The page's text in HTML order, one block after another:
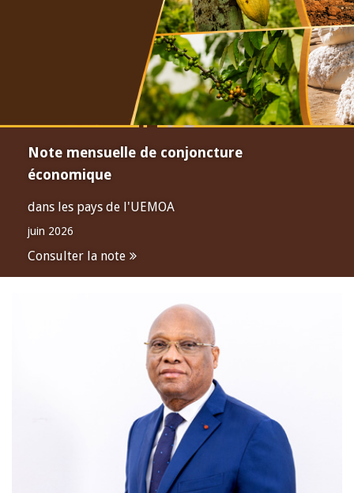
Note mensuelle de conjoncture
économique
dans les pays de l'UEMOA
juin 2026
Consulter la note